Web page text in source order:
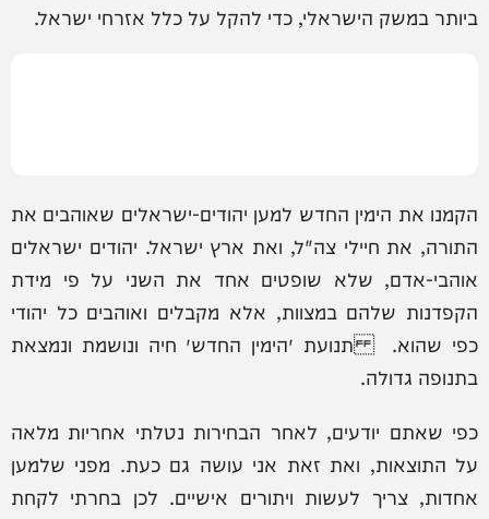
ביותר במשק הישראלי, כדי להקל על כלל אזרחי ישראל.
הקמנו את הימין החדש למען יהודים-ישראלים שאוהבים את
התורה, את חיילי צה"ל, ואת ארץ ישראל. יהודים ישראלים
אוהבי-אדם, שלא שופטים אחד את השני על פי מידת
הקפדנות שלהם במצוות, אלא מקבלים ואוהבים כל יהודי
כפי שהוא. תנועת ״הימין החדש״ חיה ונושמת ונמצאת
בתנופה גדולה.
כפי שאתם יודעים, לאחר הבחירות נטלתי אחריות מלאה
על התוצאות, ואת זאת אני עושה גם כעת. מפני שלמען
אחדות, צריך לעשות ויתורים אישיים. לכן בחרתי לקחת